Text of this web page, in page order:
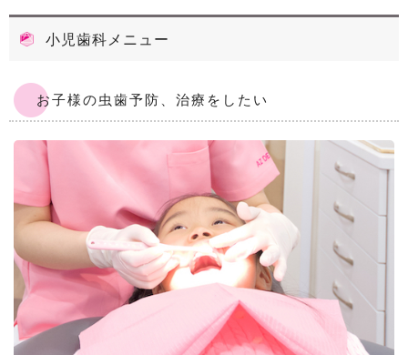
小児歯科メニュー
お子様の虫歯予防、治療をしたい